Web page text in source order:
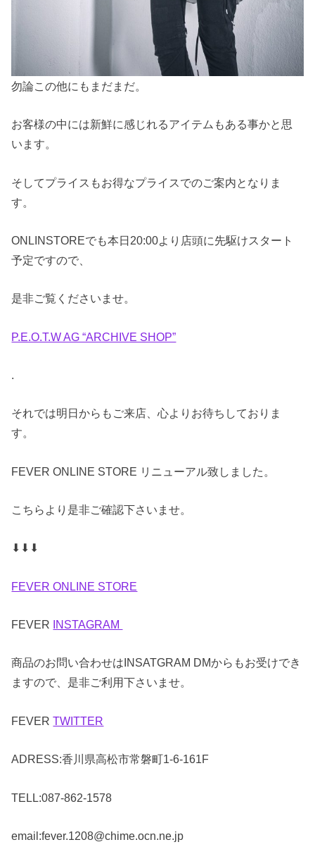
勿論この他にもまだまだ。
お客様の中には新鮮に感じれるアイテムもある事かと思
います。
そしてプライスもお得なプライスでのご案内となりま
す。
ONLINSTOREでも本日20:00より店頭に先駆けスタート
予定ですので、
是非ご覧くださいませ。
P.E.O.T.W AG “ARCHIVE SHOP”
.
それでは明日からもご来店、心よりお待ちしておりま
す。
FEVER ONLINE STORE リニューアル致しました。
こちらより是非ご確認下さいませ。
⬇︎⬇︎⬇︎
FEVER ONLINE STORE
FEVER INSTAGRAM
商品のお問い合わせはINSATGRAM DMからもお受けでき
ますので、是非ご利用下さいませ。
FEVERTWITTER
ADRESS:香川県高松市常磐町1-6-161F
TELL:087-862-1578
email:fever.1208@chime.ocn.ne.jp